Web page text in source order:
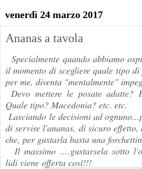
venerdì 24 marzo 2017
Ananas a tavola
Specialmente quando abbiamo
il momento di scegliere quale tipo
per me, diventa "mentalmente"
Devo mettere le posate adatte?
Quale tipo? Macedonia? etc. etc.
Lasciando le decisioni ad
di servire l'ananas, di sicuro effetto,
che, per gustarla basta una
Il massimo ....gustarsela sotto
lidi viene offerta così!!!